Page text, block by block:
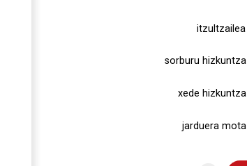
itzultzailea
sorburu hizkuntza
xede hizkuntza
jarduera mota